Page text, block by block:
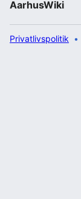
AarhusWiki
Privatlivspolitik